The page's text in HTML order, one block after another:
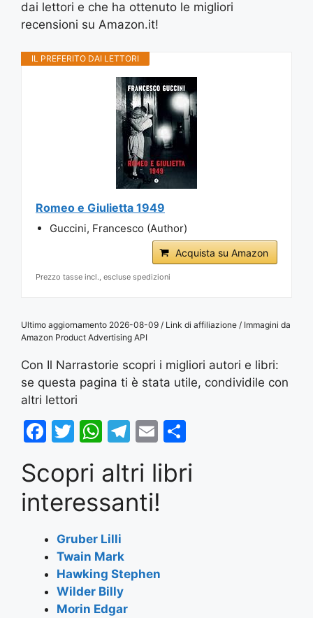
dai lettori e che ha ottenuto le migliori
recensioni su Amazon.it!
IL PREFERITO DAI LETTORI
Romeo e Giulietta 1949
Guccini, Francesco (Author)
Acquista su Amazon
Prezzo tasse incl., escluse spedizioni
Ultimo aggiornamento 2026-08-09 / Link di affiliazione / Immagini da
Amazon Product Advertising API
Con Il Narrastorie scopri i migliori autori e libri:
se questa pagina ti è stata utile, condividile con
altri lettori
F
c
e
b
o
o
k
T
itt
er
W
at
s
A
p
p
T
e
gr
a
E
ai
l
ar
Scopri altri libri
interessanti!
Gruber Lilli
Twain Mark
Hawking Stephen
Wilder Billy
Morin Edgar